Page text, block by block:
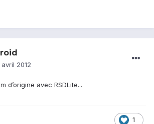
avril 2012
d’origine avec RSDLite...
1